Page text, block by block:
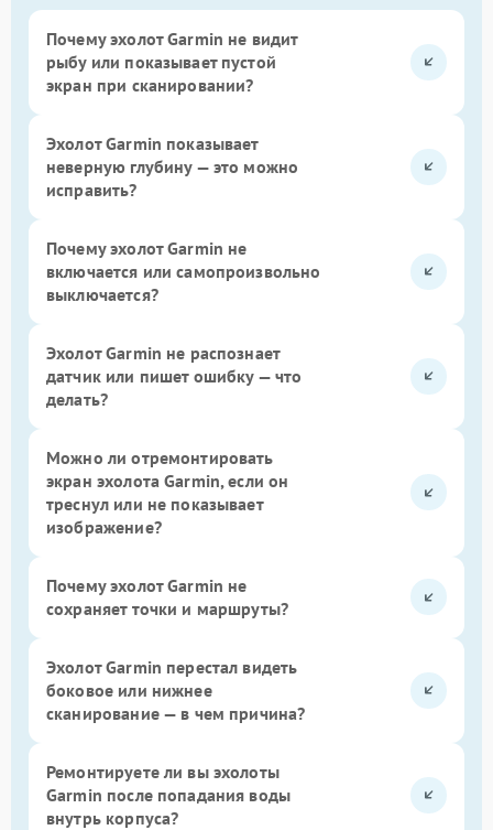
Почему эхолот Garmin не видит
рыбу или показывает пустой
экран при сканировании?
Эхолот Garmin показывает
неверную глубину — это можно
исправить?
Почему эхолот Garmin не
включается или самопроизвольно
выключается?
Эхолот Garmin не распознает
датчик или пишет ошибку — что
делать?
Можно ли отремонтировать
экран эхолота Garmin, если он
треснул или не показывает
изображение?
Почему эхолот Garmin не
сохраняет точки и маршруты?
Эхолот Garmin перестал видеть
боковое или нижнее
сканирование — в чем причина?
Ремонтируете ли вы эхолоты
Garmin после попадания воды
внутрь корпуса?